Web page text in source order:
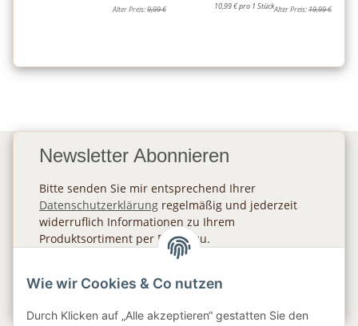
Alter Preis:9,99 € 10,99 € pro 1 StückAlter Preis:19,99 €
Newsletter Abonnieren
Bitte senden Sie mir entsprechend Ihrer
Datenschutzerklärung regelmäßig und jederzeit
widerruflich Informationen zu Ihrem
Produktsortiment per E-Mail zu.
Wie wir Cookies & Co nutzen
Durch Klicken auf „Alle akzeptieren“ gestatten Sie den